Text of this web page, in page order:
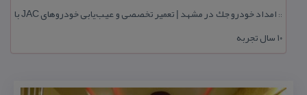
::
امداد خودرو جك در مشهد | تعمیر تخصصی و عیب‌یابی خودروهای JAC با
۱۰ سال تجربه